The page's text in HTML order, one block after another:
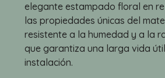
elegante estampado floral en
las propiedades únicas del
resistente a la humedad y a la
que garantiza una larga vida
instalación.